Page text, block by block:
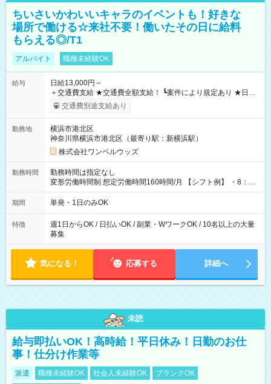
ちいさいかわいいキャラのイベントも！好きな
場所で働ける☆来社不要！働いたその日に給料
もらえる◎/T1
アルバイト 職種未経験OK
給与
日給13,000円～
＋交通費支給 ★交通費全額支給！ ┗案件により規定あり ★日払
いOK！（規定あり） ┗働いたその日に現金GET♪ お仕事後はコ
ンビニATMから 日払い分を引き落とせます！ 【試用期間】試
交通費別途支給あり
勤務地
横浜市港北区
神奈川県横浜市港北区（最寄り駅：新横浜駅）
株式会社ワンベルウッズ
勤務時間
勤務時間は指定なし
変形労働時間制 想定労働時間160時間/月 【シフト例】 ・8：00
～21：00
期間 単発・1日のみOK
特徴
週1日からOK / 日払いOK / 副業・WワークOK / 10名以上の大量
募集
気になる！ 応募する 詳細へ
未読
給与即払いOK！高時給！平日休み！日勤のお仕
事！仕分け作業等
派遣 職種未経験OK 社会人未経験OK
ブランクOK